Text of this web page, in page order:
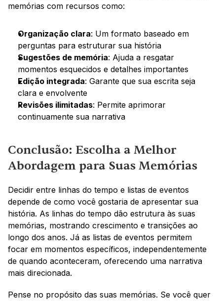
memórias com recursos como:
Organização clara: Um formato baseado em
perguntas para estruturar sua história
Sugestões de memória: Ajuda a resgatar
momentos esquecidos e detalhes importantes
Edição integrada: Garante que sua escrita seja
clara e envolvente
Revisões ilimitadas: Permite aprimorar
continuamente sua narrativa
Conclusão: Escolha a Melhor
Abordagem para Suas Memórias
Decidir entre linhas do tempo e listas de eventos
depende de como você gostaria de apresentar sua
história. As linhas do tempo dão estrutura às suas
memórias, mostrando crescimento e transições ao
longo dos anos. Já as listas de eventos permitem
focar em momentos específicos, independentemente
de quando aconteceram, oferecendo uma narrativa
mais direcionada.
Pense no propósito das suas memórias. Se você quer